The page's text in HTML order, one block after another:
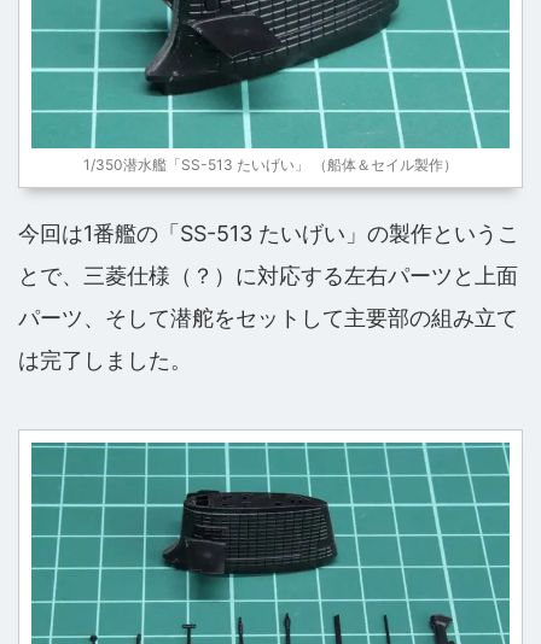
1/350潜水艦「SS-513 たいげい」 （船体＆セイル製作）
今回は1番艦の「SS-513 たいげい」の製作というこ
とで、三菱仕様（？）に対応する左右パーツと上面
パーツ、そして潜舵をセットして主要部の組み立て
は完了しました。